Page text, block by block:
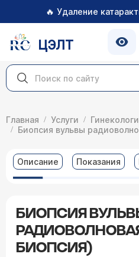
🔥 Удаление
ЦЭЛТ
Главная Услуги
Биопсия вульвы
Описание Показания
БИОПСИЯ
БИОПСИЯ)